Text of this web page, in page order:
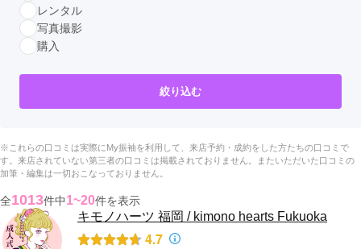
レンタル
写真撮影
購入
絞り込む
※これらの口コミは実際にMy振袖を利用して、来店予約・成約をした方たちの口コミで
す。来店されていない第三者の口コミは掲載されておりません。またいただいた口コミの
加筆・編集は一切おこなっておりません。
全1013件中1~20件を表示
キモノハーツ 福岡 / kimono hearts Fukuoka
4.7